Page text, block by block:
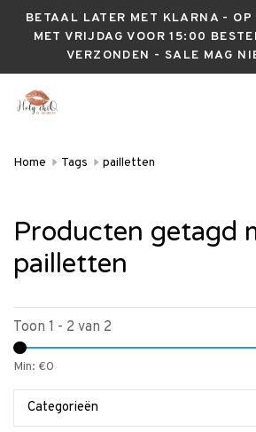
BETAAL LATER MET KLARNA - OP
MET VRIJDAG VOOR 15:00
VERZONDEN - SALE MAG
Home Tags pailletten
Producten getagd
pailletten
Toon 1 - 2 van 2
Min: €0
Categorieën